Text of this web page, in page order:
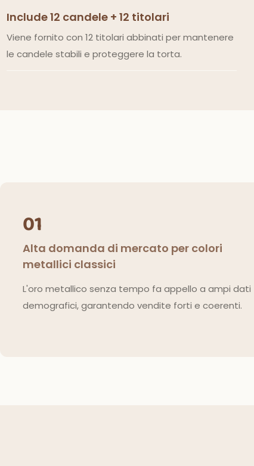
Include 12 candele + 12 titolari
Viene fornito con 12 titolari abbinati per mantenere
le candele stabili e proteggere la torta.
01
Alta domanda di mercato per colori
metallici classici
L'oro metallico senza tempo fa appello a ampi dati
demografici, garantendo vendite forti e coerenti.